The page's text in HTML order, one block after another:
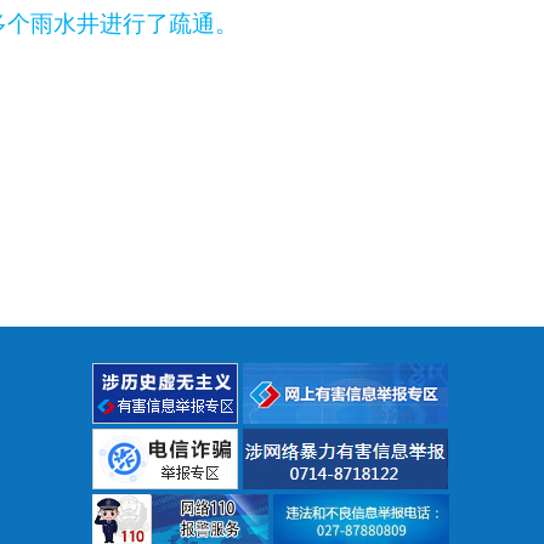
雨水井进行了疏通。